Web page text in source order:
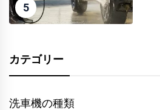
5
カテゴリー
洗車機の種類